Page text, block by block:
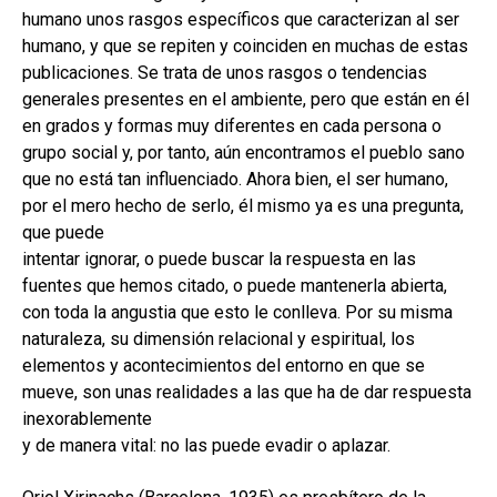
humano unos rasgos específicos que caracterizan al ser
humano, y que se repiten y coinciden en muchas de estas
publicaciones. Se trata de unos rasgos o tendencias
generales presentes en el ambiente, pero que están en él
en grados y formas muy diferentes en cada persona o
grupo social y, por tanto, aún encontramos el pueblo sano
que no está tan influenciado. Ahora bien, el ser humano,
por el mero hecho de serlo, él mismo ya es una pregunta,
que puede
intentar ignorar, o puede buscar la respuesta en las
fuentes que hemos citado, o puede mantenerla abierta,
con toda la angustia que esto le conlleva. Por su misma
naturaleza, su dimensión relacional y espiritual, los
elementos y acontecimientos del entorno en que se
mueve, son unas realidades a las que ha de dar respuesta
inexorablemente
y de manera vital: no las puede evadir o aplazar.